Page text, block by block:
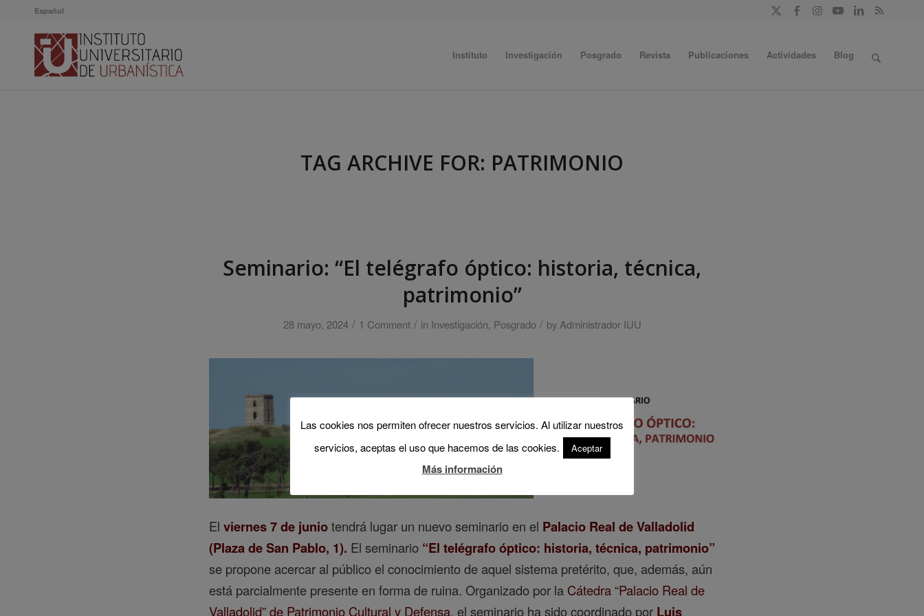
Español
Instituto Investigación Posgrado Revista Publicaciones Actividades Blog
TAG ARCHIVE FOR: PATRIMONIO
Seminario: “El telégrafo óptico: historia, técnica,
patrimonio”
28 mayo, 2024 / 1 Comment / in Investigación, Posgrado / by Administrador IUU
El viernes 7 de juniotendrá lugar un nuevo seminario en el Palacio Real de Valladolid
(Plaza de San Pablo, 1). El seminario “El telégrafo óptico: historia, técnica, patrimonio”
se propone acercar al público el conocimiento de aquel sistema pretérito, que, además, aún
está parcialmente presente en forma de ruina. Organizado por la Cátedra “Palacio Real de
Valladolid” de Patrimonio Cultural y Defensa, el seminario ha sido coordinado por Luis
Las cookies nos permiten ofrecer nuestros servicios. Al utilizar nuestros
servicios, aceptas el uso que hacemos de las cookies.
Aceptar
Más información